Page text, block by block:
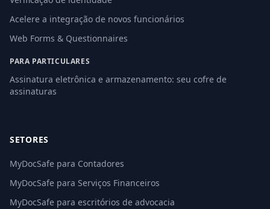
Acelere a integração de novos funcionários
Web Forms & Questionnaires
PARA PARTICULARES
Assinatura eletrônica e armazenamento: seu cofre de
assinaturas
SETORES
MyDocSafe para Contadores
MyDocSafe para Serviços Financeiros
MyDocSafe para escritórios de advocacia